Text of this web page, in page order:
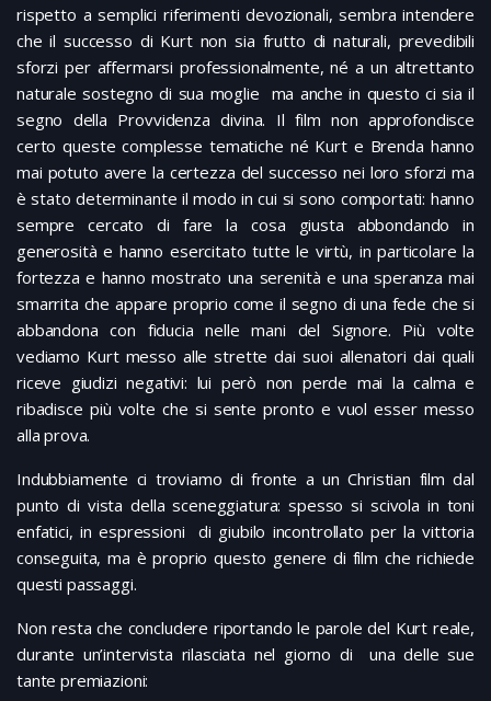
rispetto a semplici riferimenti devozionali, sembra intendere
che il successo di Kurt non sia frutto di naturali, prevedibili
sforzi per affermarsi professionalmente, né a un altrettanto
naturale sostegno di sua moglie ma anche in questo ci sia il
segno della Provvidenza divina. Il film non approfondisce
certo queste complesse tematiche né Kurt e Brenda hanno
mai potuto avere la certezza del successo nei loro sforzi ma
è stato determinante il modo in cui si sono comportati: hanno
sempre cercato di fare la cosa giusta abbondando in
generosità e hanno esercitato tutte le virtù, in particolare la
fortezza e hanno mostrato una serenità e una speranza mai
smarrita che appare proprio come il segno di una fede che si
abbandona con fiducia nelle mani del Signore. Più volte
vediamo Kurt messo alle strette dai suoi allenatori dai quali
riceve giudizi negativi: lui però non perde mai la calma e
ribadisce più volte che si sente pronto e vuol esser messo
alla prova.
Indubbiamente ci troviamo di fronte a un Christian film dal
punto di vista della sceneggiatura: spesso si scivola in toni
enfatici, in espressioni di giubilo incontrollato per la vittoria
conseguita, ma è proprio questo genere di film che richiede
questi passaggi.
Non resta che concludere riportando le parole del Kurt reale,
durante un’intervista rilasciata nel giorno di una delle sue
tante premiazioni: